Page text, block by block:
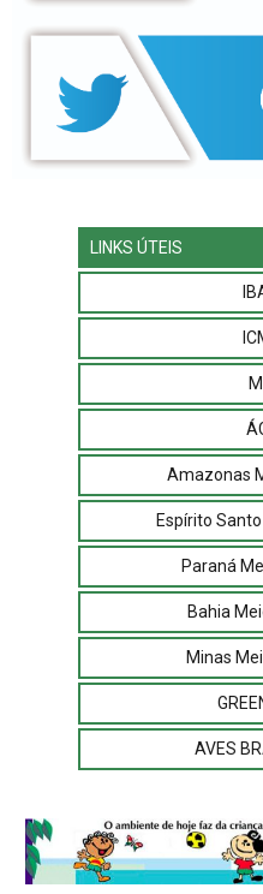
LINKS ÚTEIS
Amazonas
Espírito
Paraná
Bahia
Minas
AVES